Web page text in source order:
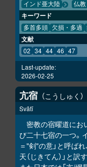
インド亜大陸 仏教
キーワード
多首多頭 欠損・多過
文献
02 34 44 46 47
Last-update:
2026-02-25
亢宿 こうしゅく
Svātī
密教の宿曜道にお
び二十七宿の一つ。
＝"剣"の意」と呼ばれ
天（じきてん）」と訳